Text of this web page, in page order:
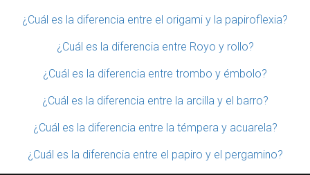
¿Cuál es la diferencia entre el origami y la papiroflexia?
¿Cuál es la diferencia entre Royo y rollo?
¿Cuál es la diferencia entre trombo y émbolo?
¿Cuál es la diferencia entre la arcilla y el barro?
¿Cuál es la diferencia entre la témpera y acuarela?
¿Cuál es la diferencia entre el papiro y el pergamino?